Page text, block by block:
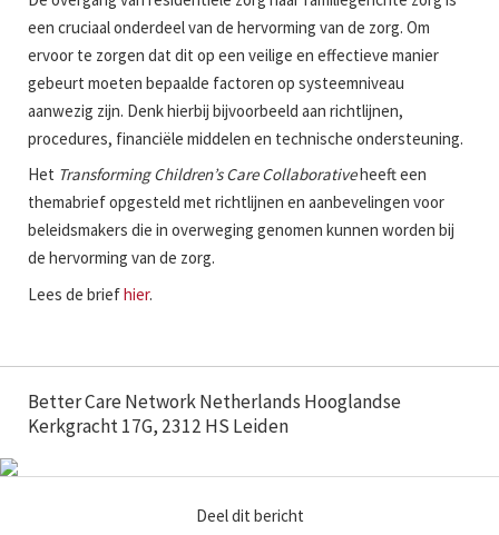
een cruciaal onderdeel van de hervorming van de zorg. Om
ervoor te zorgen dat dit op een veilige en effectieve manier
gebeurt moeten bepaalde factoren op systeemniveau
aanwezig zijn. Denk hierbij bijvoorbeeld aan richtlijnen,
procedures, financiële middelen en technische ondersteuning.
Het Transforming Children’s Care Collaborativeheeft een
themabrief opgesteld met richtlijnen en aanbevelingen voor
beleidsmakers die in overweging genomen kunnen worden bij
de hervorming van de zorg.
Lees de briefhier.
Better Care Network Netherlands Hooglandse
Kerkgracht 17G, 2312 HS Leiden
Deel dit bericht